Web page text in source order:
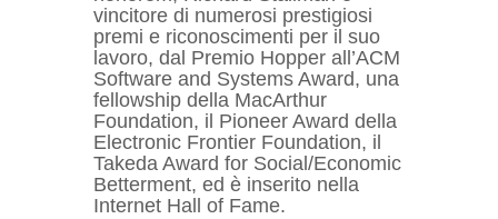
vincitore di numerosi prestigiosi
premi e riconoscimenti per il suo
lavoro, dal Premio Hopper all’ACM
Software and Systems Award, una
fellowship della MacArthur
Foundation, il Pioneer Award della
Electronic Frontier Foundation, il
Takeda Award for Social/Economic
Betterment, ed è inserito nella
Internet Hall of Fame.